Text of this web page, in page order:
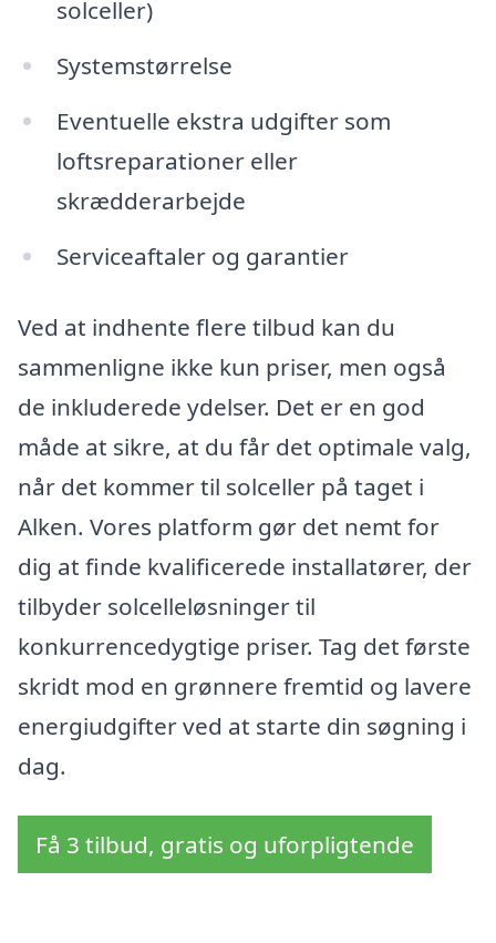
solceller)
Systemstørrelse
Eventuelle ekstra udgifter som
loftsreparationer eller
skrædderarbejde
Serviceaftaler og garantier
Ved at indhente flere tilbud kan du
sammenligne ikke kun priser, men også
de inkluderede ydelser. Det er en god
måde at sikre, at du får det optimale valg,
når det kommer til solceller på taget i
Alken. Vores platform gør det nemt for
dig at finde kvalificerede installatører, der
tilbyder solcelleløsninger til
konkurrencedygtige priser. Tag det første
skridt mod en grønnere fremtid og lavere
energiudgifter ved at starte din søgning i
dag.
Få 3 tilbud, gratis og uforpligtende